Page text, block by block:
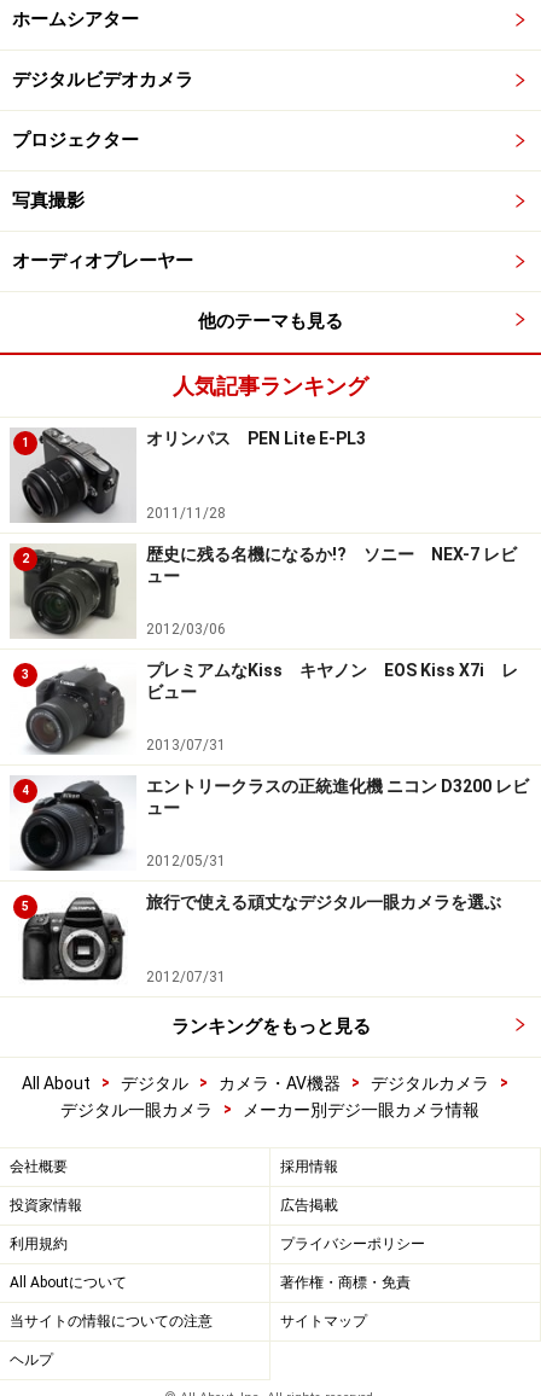
ホームシアター
デジタルビデオカメラ
プロジェクター
写真撮影
オーディオプレーヤー
他のテーマも見る
人気記事ランキング
1 オリンパス PEN Lite E-PL3
2011/11/28
2
歴史に残る名機になるか!? ソニー NEX-7 レビ
ュー
2012/03/06
3
プレミアムなKiss キヤノン EOS Kiss X7i レ
ビュー
2013/07/31
4
エントリークラスの正統進化機 ニコン D3200 レビ
ュー
2012/05/31
5 旅行で使える頑丈なデジタル一眼カメラを選ぶ
2012/07/31
ランキングをもっと見る
All About > デジタル > カメラ・AV機器 > デジタルカメラ
>
デジタル一眼カメラ
> メーカー別デジ一眼カメラ情報
会社概要 採用情報
投資家情報 広告掲載
利用規約 プライバシーポリシー
All Aboutについて 著作権・商標・免責
当サイトの情報についての注意 サイトマップ
ヘルプ